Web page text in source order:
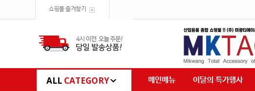
쇼핑몰 즐겨찾기
ALL CATEGORY 메인메뉴 이달의 특가행사